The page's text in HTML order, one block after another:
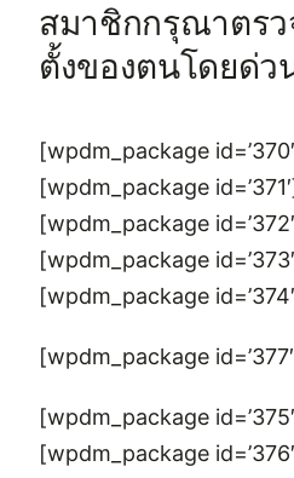
สมาชิกกรุณาตร
ตั้งของตนโดยด่ว
[wpdm_package
[wpdm_package
[wpdm_package
[wpdm_package
[wpdm_package
[wpdm_package
[wpdm_package
[wpdm_package